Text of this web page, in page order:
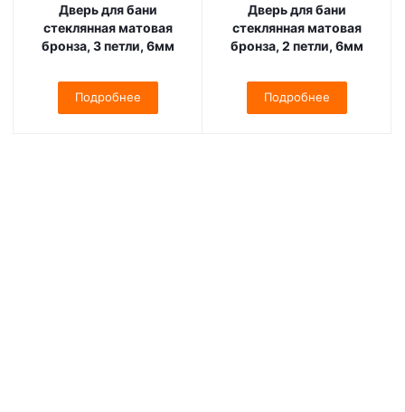
Дверь для бани
стеклянная матовая
бронза, 3 петли, 6мм
Подробнее
Дверь для бани
стеклянная матовая
бронза, 2 петли, 6мм
Подробнее